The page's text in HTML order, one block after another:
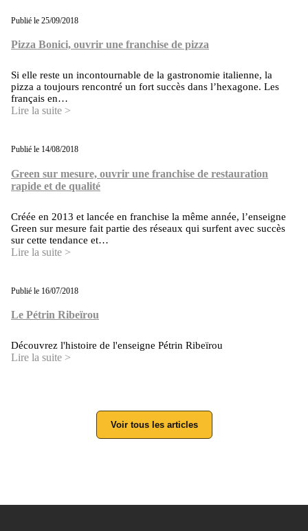
Publié le 25/09/2018
Pizza Bonici, ouvrir une franchise de pizza
Si elle reste un incontournable de la gastronomie italienne, la
pizza a toujours rencontré un fort succès dans l’hexagone. Les
français en…
Lire la suite >
Publié le 14/08/2018
Green sur mesure, ouvrir une franchise de restauration
rapide et de qualité
Créée en 2013 et lancée en franchise la même année, l’enseigne
Green sur mesure fait partie des réseaux qui surfent avec succès
sur cette tendance et…
Lire la suite >
Publié le 16/07/2018
Le Pétrin Ribeïrou
Découvrez l'histoire de l'enseigne Pétrin Ribeïrou
Lire la suite >
Voir tous les articles